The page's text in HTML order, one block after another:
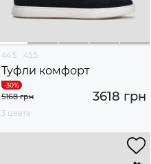
44.5 45.5
Туфли комфорт
3618 грн
5168 грн
3 цвета